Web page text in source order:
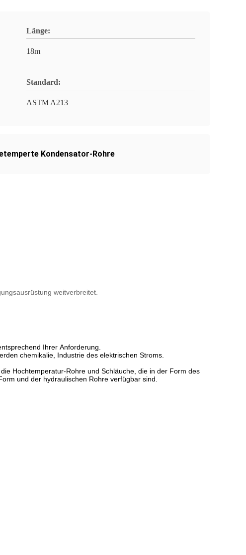
Länge:
18m
Standard:
ASTM A213
Kondensator-Rohre
weitverbreitet.
Ihrer Anforderung.
chemikalie, Industrie des elektrischen Stroms.
Hochtemperatur-Rohre und Schläuche, die in der Form des
und der hydraulischen Rohre verfügbar sind.